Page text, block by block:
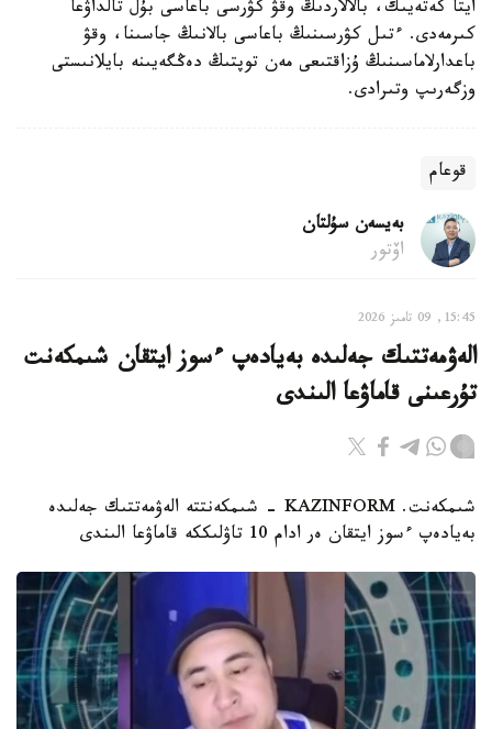
ايتا كەتەيىك، بالالاردىڭ وقۋ كۋرسى باعاسى بۇل تالداۋعا
كىرمەدى. ءتىل كۋرسىنىڭ باعاسى بالانىڭ جاسىنا، وقۋ
باعدارلاماسىنىڭ ۇزاقتىعى مەن توپتىڭ دەڭگەيىنە بايلانىستى
وزگەرىپ وتىرادى.
قوعام
بەيسەن سۇلتان
اۆتور
15:45, 09 تامىز 2026
الەۋمەتتىك جەلىدە بەيادەپ ءسوز ايتقان شىمكەنت
تۇرعىنى قاماۋعا الىندى
شىمكەنت. KAZINFORM - شىمكەنتتە الەۋمەتتىك جەلىدە
بەيادەپ ءسوز ايتقان ەر ادام 10 تاۋلىككە قاماۋعا الىندى